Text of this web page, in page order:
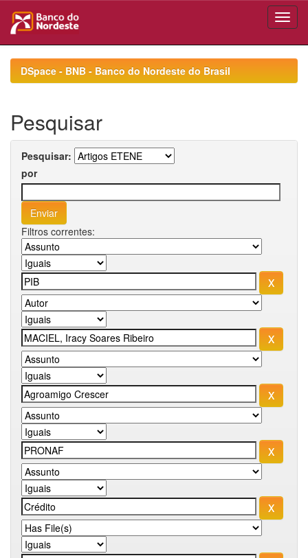
navigationDSpace - BNB - Banco do Nordeste do Brasil
Pesquisar
Pesquisar:
por
Filtros correntes: